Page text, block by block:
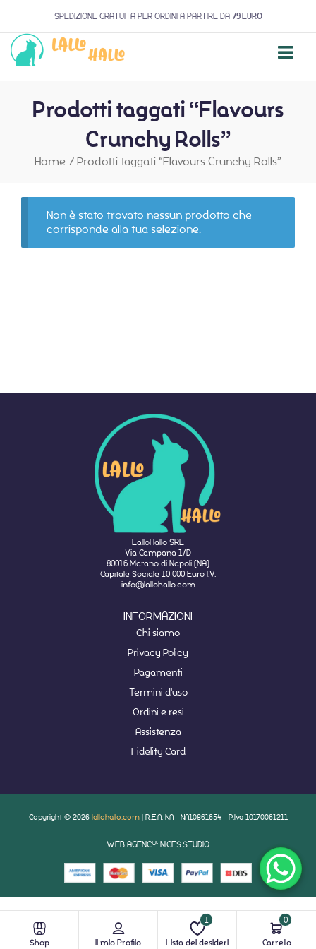
SPEDIZIONE GRATUITA PER ORDINI A PARTIRE DA 79 EURO
Prodotti taggati “Flavours
Crunchy Rolls”
Home / Prodotti taggati “Flavours Crunchy Rolls”
Non è stato trovato nessun prodotto che
corrisponde alla tua selezione.
Shop Il mio Profilo Lista dei desideri
1
Carrello
0
LalloHallo SRL
Via Campana 1/D
80016 Marano di Napoli (NA)
Capitale Sociale 10 000 Euro I.V.
info@lallohallo.com
INFORMAZIONI
Chi siamo
Privacy Policy
Pagamenti
Termini d'uso
Ordini e resi
Assistenza
Fidelity Card
Copyright © 2026 lallohallo.com | R.E.A. NA - NA10861654 - P.Iva 10170061211
WEB AGENCY: NICES.STUDIO